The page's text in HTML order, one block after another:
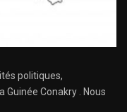
politiques,
Conakry . Nous